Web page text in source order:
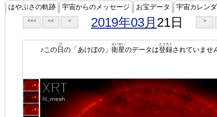
はやぶさの軌跡 宇宙からのメッセージ お宝データ 宇宙カレン
<<< << < 2019年03月 21日 >
♪この日
ひ
の「あけぼの」 衛星
えいせい
のデータは登録
とうろく
されていませ